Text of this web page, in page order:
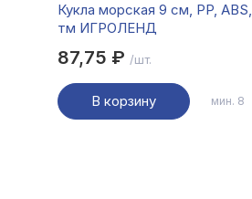
Кукла морская 9 см, PP, ABS,
тм ИГРОЛЕНД
87,75 ₽/шт.
В корзину мин. 8